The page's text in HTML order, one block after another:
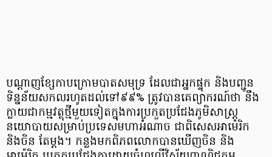
បណ្តាញខ្សែកាបក្រោមបាតសមុទ្រ ដែលជាអ្នកផ្ទុក និងបញ្ជូន
ទិន្នន័យសកលរហូតដល់ទៅ៩៩% ត្រូវបានគេព្យាករណ៍ថា នឹង
ក្លាយជាកម្មវត្ថុថ្មីមួយទៀតក្នុងការប្រកួតប្រជែងភូមិសាស្ត្រ
នយោបាយសម្រាប់ប្រទេសមហាអំណាច ជាពិសេសអាម៉េរិក
និងចិន តែម្តង។ កន្លងមកពិភពលោកបានឃើញចិន និង